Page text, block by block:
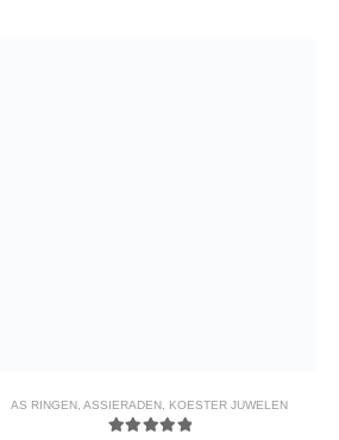
AS RINGEN ,ASSIERADEN KOESTER JUWELEN